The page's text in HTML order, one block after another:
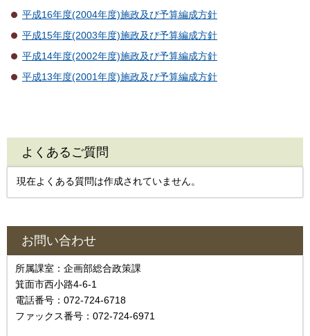
平成16年度(2004年度)施政及び予算編成方針
平成15年度(2003年度)施政及び予算編成方針
平成14年度(2002年度)施政及び予算編成方針
平成13年度(2001年度)施政及び予算編成方針
よくあるご質問
現在よくある質問は作成されていません。
お問い合わせ
所属課室：企画部総合政策課
箕面市西小路4‐6‐1
電話番号：072-724-6718
ファックス番号：072-724-6971